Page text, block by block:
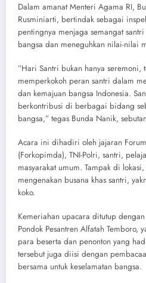
Dalam amanat Menteri Agama RI,
Rusminiarti, bertindak sebagai
pentingnya menjaga semangat
bangsa dan meneguhkan nilai-nilai
​”Hari Santri bukan hanya seremoni,
memperkokoh peran santri dalam
dan kemajuan bangsa Indonesia.
berkontribusi di berbagai bidang
bangsa,” tegas Bunda Nanik,
​Acara ini dihadiri oleh jajaran
(Forkopimda), TNI-Polri, santri,
masyarakat umum. Tampak di
mengenakan busana khas santri,
koko.
​Kemeriahan upacara ditutup
Pondok Pesantren Alfatah Temboro,
para beserta dan penonton yang
tersebut juga diisi dengan
bersama untuk keselamatan bangsa.